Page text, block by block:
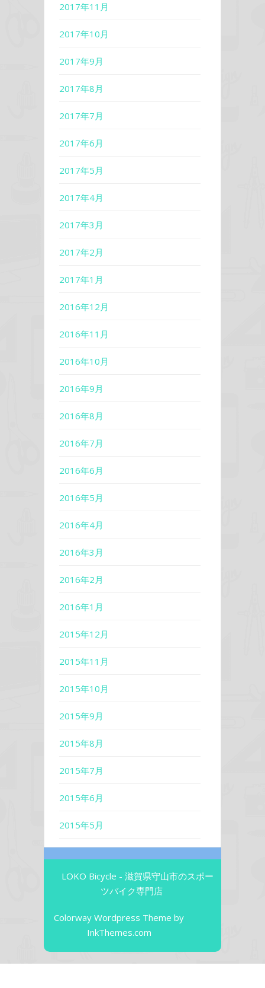
2017年11月
2017年10月
2017年9月
2017年8月
2017年7月
2017年6月
2017年5月
2017年4月
2017年3月
2017年2月
2017年1月
2016年12月
2016年11月
2016年10月
2016年9月
2016年8月
2016年7月
2016年6月
2016年5月
2016年4月
2016年3月
2016年2月
2016年1月
2015年12月
2015年11月
2015年10月
2015年9月
2015年8月
2015年7月
2015年6月
2015年5月
LOKO Bicycle - 滋賀県守山市のスポー
ツバイク専門店
Colorway Wordpress Theme by
InkThemes.com